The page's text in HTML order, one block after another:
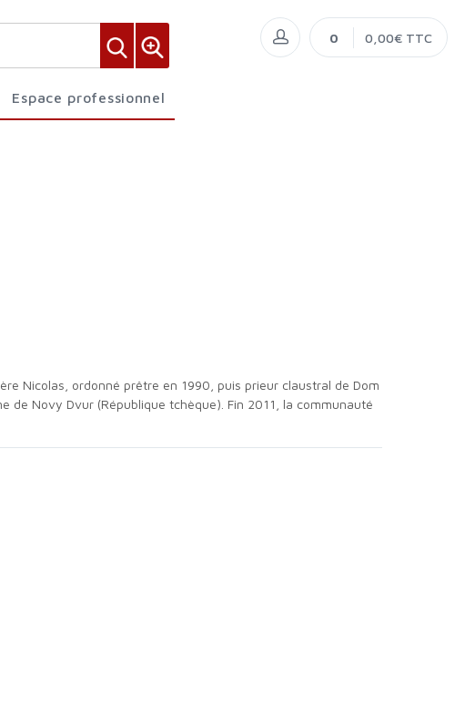
Espace professionnel
0 0,00€ TTC
Novy Dvur (République tchèque). Fin 2011, la communauté